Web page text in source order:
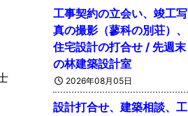
工事契約の立会い、竣工写
真の撮影（蓼科の別荘）、
住宅設計の打合せ / 先週末
の林建築設計室
2026年08月05日
設計打合せ、建築相談、工